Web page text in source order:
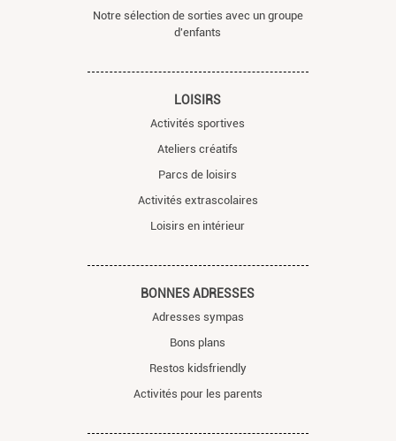
Notre sélection de sorties avec un groupe
d'enfants
LOISIRS
Activités sportives
Ateliers créatifs
Parcs de loisirs
Activités extrascolaires
Loisirs en intérieur
BONNES ADRESSES
Adresses sympas
Bons plans
Restos kidsfriendly
Activités pour les parents